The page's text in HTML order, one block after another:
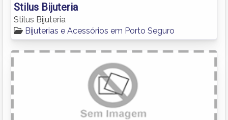
Stilus Bijuteria
Stilus Bijuteria
Bijuterias e Acessórios em Porto Seguro